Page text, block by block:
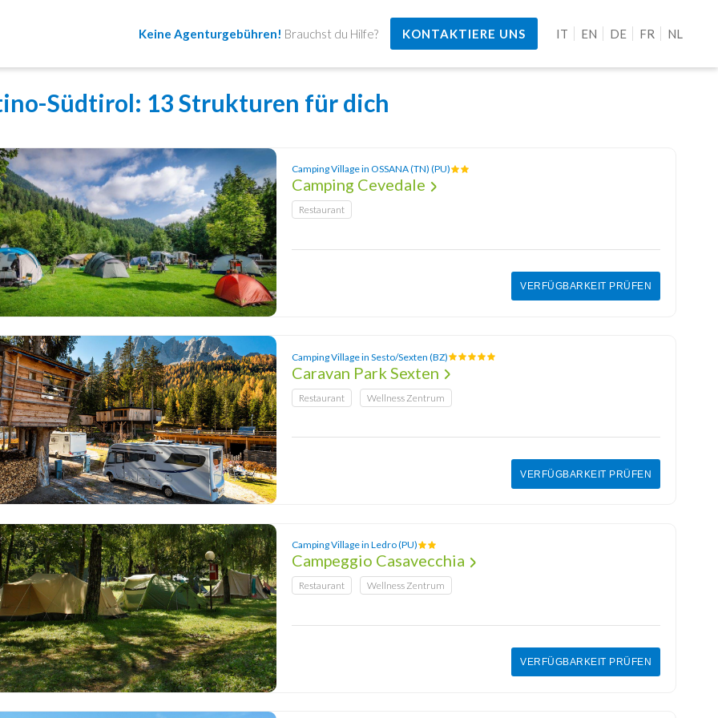
Keine Agenturgebühren! Brauchst du Hilfe? KONTAKTIERE UNS IT EN DE FR NL
Südtirol: 13 Strukturen für dich
Camping Village in OSSANA (TN) (PU)
Camping Cevedale
Restaurant
VERFÜGBARKEIT PRÜFEN
Camping Village in Sesto/Sexten (BZ)
Caravan Park Sexten
Restaurant Wellness Zentrum
VERFÜGBARKEIT PRÜFEN
Camping Village in Ledro (PU)
Campeggio Casavecchia
Restaurant Wellness Zentrum
VERFÜGBARKEIT PRÜFEN